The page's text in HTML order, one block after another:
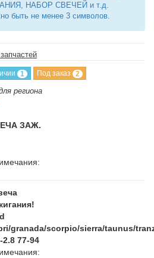
НАБОР СВЕЧЕЙ и т.д.
быть не менее 3 символов.
1 Под заказ 2
региона
ЗАЖ.
granada/scorpio/sierra/taunus/
2.8 77-94